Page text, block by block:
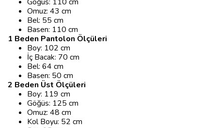
Omuz: 43 cm
Bel: 55 cm
Basen: 110 cm
1 Beden Pantolon Ölçüleri
Boy: 102 cm
İç Bacak: 70 cm
Bel: 64 cm
Basen: 50 cm
2 Beden Üst Ölçüleri
Boy: 119 cm
Göğüs: 125 cm
Omuz: 48 cm
Kol Boyu: 52 cm